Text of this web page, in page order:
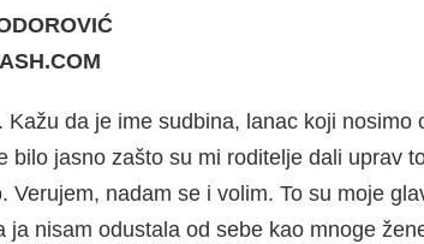
Kažu da je ime sudbina, lanac koji nosimo
bilo jasno zašto su mi roditelje dali uprav
Verujem, nadam se i volim. To su moje
ja nisam odustala od sebe kao mnoge